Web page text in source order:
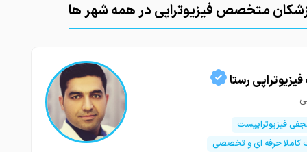
متخصص فیزیوتراپی در همه شهر ها
رستا
فیزیوتراپیست
کاملا حرفه ای و تخصصی